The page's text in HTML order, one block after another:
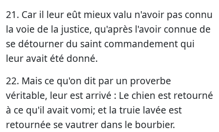
21. Car il leur eût mieux valu n'avoir pas connu
la voie de la justice, qu'après l'avoir connue de
se détourner du saint commandement qui
leur avait été donné.
22. Mais ce qu'on dit par un proverbe
véritable, leur est arrivé : Le chien est retourné
à ce qu'il avait vomi; et la truie lavée est
retournée se vautrer dans le bourbier.